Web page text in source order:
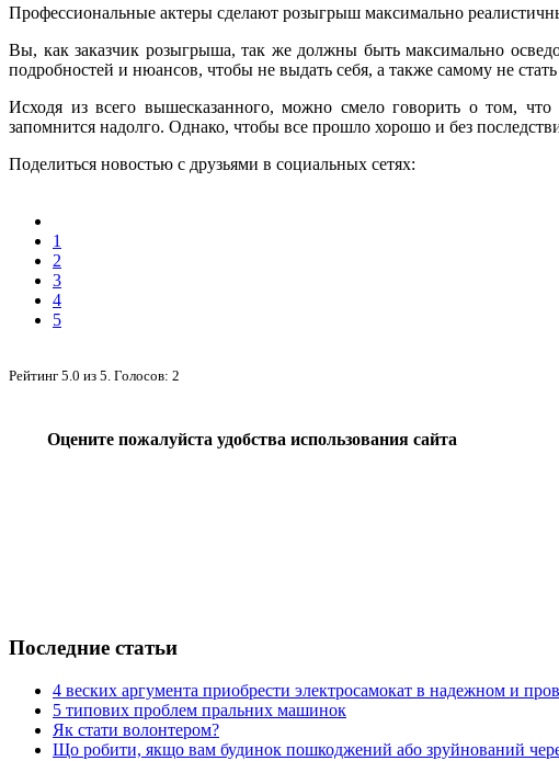
Профессиональные актеры сделают розыгрыш максимально
Вы, как заказчик розыгрыша, так же должны быть максимально
подробностей и нюансов, чтобы не выдать себя, а также самому не
Исходя из всего вышесказанного, можно смело говорить о том,
запомнится надолго. Однако, чтобы все прошло хорошо и без
Поделиться новостью с друзьями в социальных сетях:
1
2
3
4
5
Рейтинг 5.0 из 5 . Голосов: 2
Оцените пожалуйста удобства использования сайта
Последние статьи
4 веских аргумента приобрести электросамокат в надежном и
5 типових проблем пральних машинок
Як стати волонтером?
Що робити, якщо вам будинок пошкоджений або зруйнований